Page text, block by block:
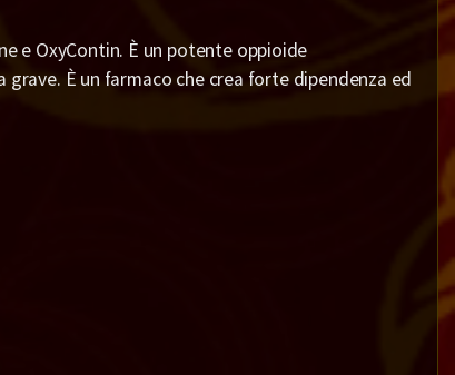
e OxyContin. È un potente oppioide
È un farmaco che crea forte dipendenza ed